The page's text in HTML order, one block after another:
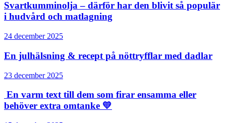
Svartkumminolja – därför har den blivit så populär
i hudvård och matlagning
24 december 2025
En julhälsning & recept på nöttryfflar med dadlar
23 december 2025
En varm text till dem som firar ensamma eller
behöver extra omtanke 💛